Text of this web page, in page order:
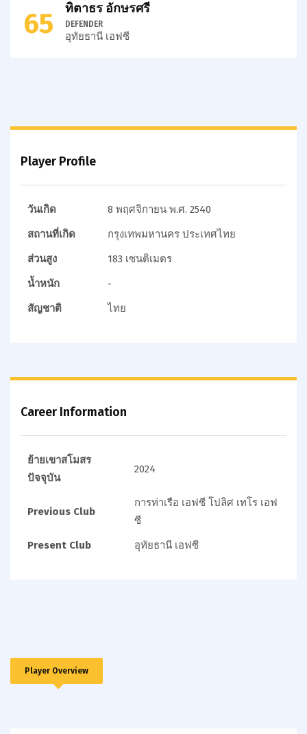
ทิตาธร อักษรศรี
DEFENDER
อุทัยธานี เอฟซี
65
Player Profile
วันเกิด
8 พฤศจิกายน พ.ศ. 2540
สถานที่เกิด
กรุงเทพมหานคร ประเทศไทย
ส่วนสูง
183 เซนติเมตร
น้ำหนัก
-
สัญชาติ
ไทย
Career Information
ย้ายเขาสโมสร
ปัจจุบัน
2024
Previous Club
การท่าเรือ เอฟซี โปลิศ เทโร เอฟ
ซี
Present Club
อุทัยธานี เอฟซี
Player Overview